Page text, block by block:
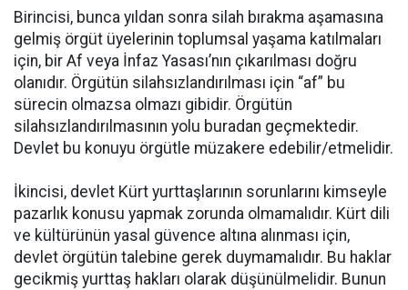
Birincisi, bunca yıldan sonra silah bırakma aşamasına
gelmiş örgüt üyelerinin toplumsal yaşama katılmaları
için, bir Af veya İnfaz Yasası’nın çıkarılması doğru
olanıdır. Örgütün silahsızlandırılması için “af” bu
sürecin olmazsa olmazı gibidir. Örgütün
silahsızlandırılmasının yolu buradan geçmektedir.
Devlet bu konuyu örgütle müzakere edebilir/etmelidir.
İkincisi, devlet Kürt yurttaşlarının sorunlarını kimseyle
pazarlık konusu yapmak zorunda olmamalıdır. Kürt dili
ve kültürünün yasal güvence altına alınması için,
devlet örgütün talebine gerek duymamalıdır. Bu haklar
gecikmiş yurttaş hakları olarak düşünülmelidir. Bunun